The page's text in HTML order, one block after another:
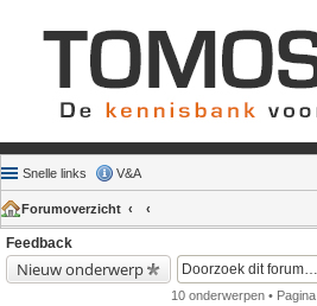
Snelle links V&A
Forumoverzicht
Feedback
Nieuw onderwerp
10 onderwerpen • Pagina